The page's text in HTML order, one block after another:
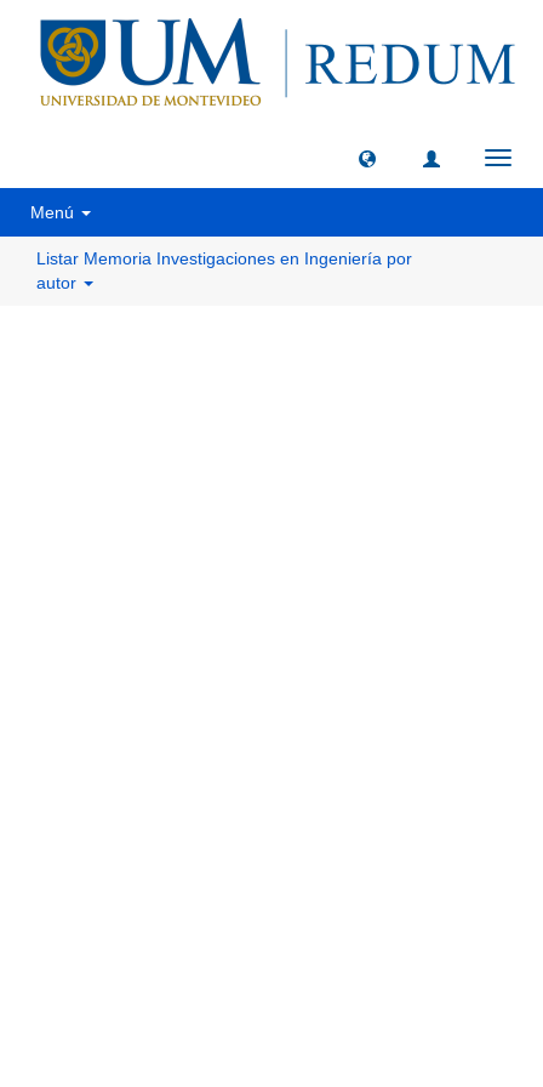
Menú
Listar Memoria Investigaciones en Ingeniería por
autor